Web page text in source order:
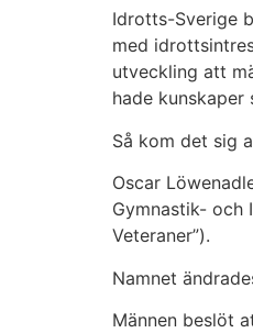
Idrotts-Sverige
med
utveckling att
hade
Så kom det sig
Oscar
Gymnastik- och
Veteraner”).
Namnet
Männen beslöt